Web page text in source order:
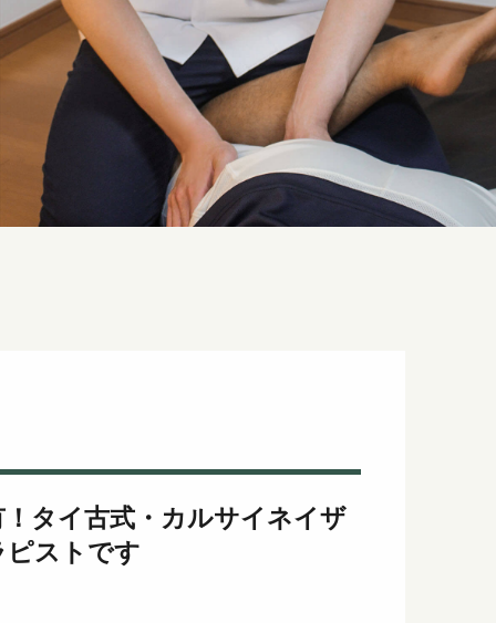
タイ古式・カルサイネイザ
ピストです